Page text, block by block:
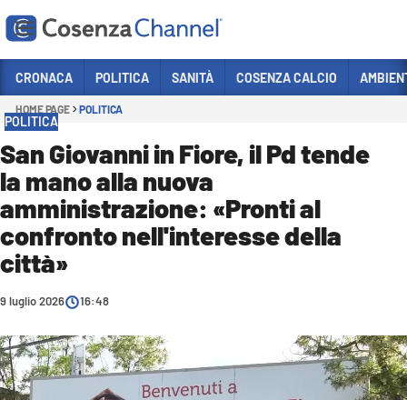
Sezioni
CRONACA
POLITICA
COSENZA CALCIO
ECONOMIA E LAVORO
ITALIA MONDO
SANITÀ
SPORT
CULTURA
CRONACA POLITICA SANITÀ COSENZA CALCIO
HOME PAGE POLITICA
POLITICA
San Giovanni in Fiore, il Pd tende
la mano alla nuova
amministrazione: «Pronti al
confronto nell'interesse della
città»
9 luglio 2026 16:48